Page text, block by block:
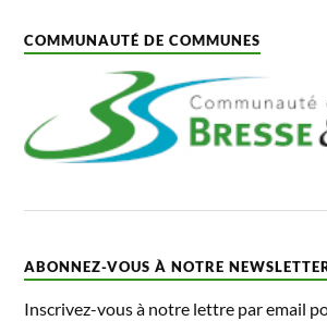
COMMUNAUTÉ DE COMMUNES
ABONNEZ-VOUS À NOTRE
Inscrivez-vous à notre lettre par email